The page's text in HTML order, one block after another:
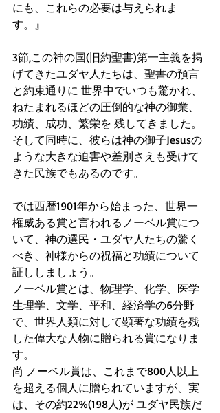
にも、これらの必要は与えられま
す。』
3節,この神の国(旧約聖書)第一主義を掲
げてきたユダヤ人たちは、聖書の預言
と約束通りに 世界中でいつも驚かれ、
ねたまれるほどの圧倒的な神の御業、
功績、成功、繁栄を 残してきました。
そして同時に、彼らは神の御子Jesusの
ような大きな迫害や差別さえも受けて
きた民族でもあるのです。
では西暦1901年から始まった、世界一
権威ある賞と言われるノーベル賞につ
いて、神の選民・ユダヤ人たちの驚く
べき、神様からの祝福と功績について
証ししましょう。
ノーベル賞とは、物理学、化学、医学
生理学、文学、平和、経済学の6分野
で、世界人類に対して顕著な功績を残
した偉大な人物に贈られる賞になりま
す。
尚 ノーベル賞は、これまで800人以上
を超える個人に贈られていますが、実
は、その約22%(198人)が ユダヤ民族だ